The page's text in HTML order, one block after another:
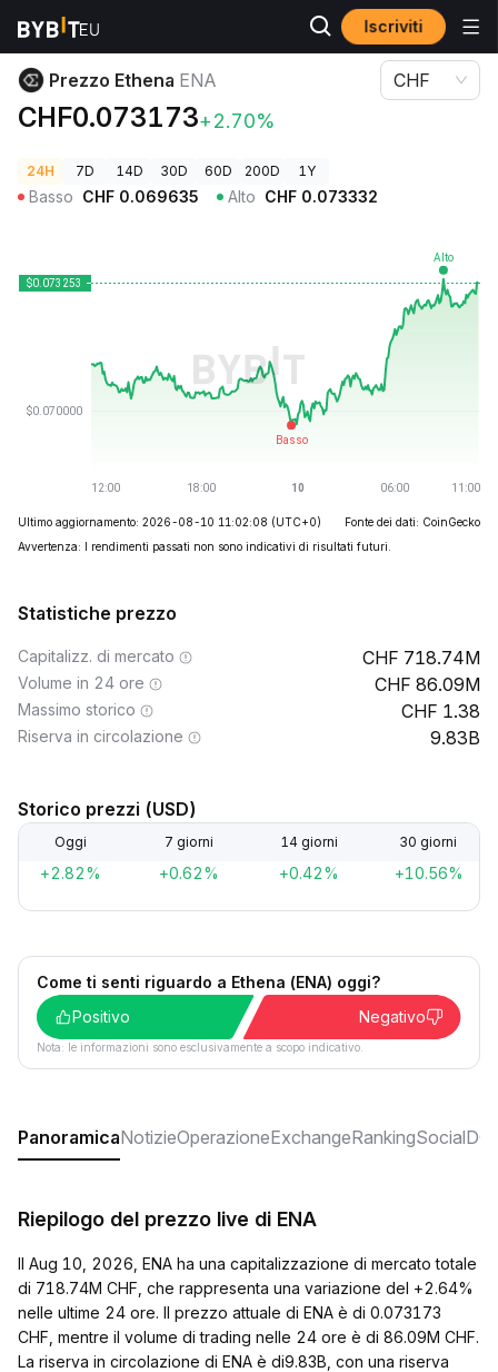
Iscriviti
Prezzi Crypto
Prezzo Ethena ENA
CHF0.073173+2.70%
CHF
24H 7D 14D 30D 60D 200D 1Y
Basso CHF 0.069635 Alto CHF 0.073332
Ultimo aggiornamento: 2026-08-10 11:02:08 (UTC+0)
Fonte dei dati: CoinGecko
Avvertenza: I rendimenti passati non sono indicativi di risultati futuri.
Statistiche prezzo
Capitalizz. di mercato 718.74M
Volume in 24 ore 86.09M
Massimo storico 1.38
Riserva in circolazione 9.83B
Storico prezzi (USD)
Oggi 7 giorni 14 giorni 30 giorni
+2.82% +0.62% +0.42% +10.56%
Come ti senti riguardo a Ethena (ENA) oggi?
Positivo
Negativo
Nota: le informazioni sono esclusivamente a scopo indicativo.
PanoramicaNotizieOperazioneExchangeRankingSocial
Riepilogo del prezzo live di ENA
Il Aug 10, 2026, ENA ha una capitalizzazione di mercato totale
di 718.74M CHF, che rappresenta una variazione del +2.64%
nelle ultime 24 ore. Il prezzo attuale di ENA è di 0.073173
CHF, mentre il volume di trading nelle 24 ore è di 86.09M CHF.
La riserva in circolazione di ENA è di9.83B, con una riserva